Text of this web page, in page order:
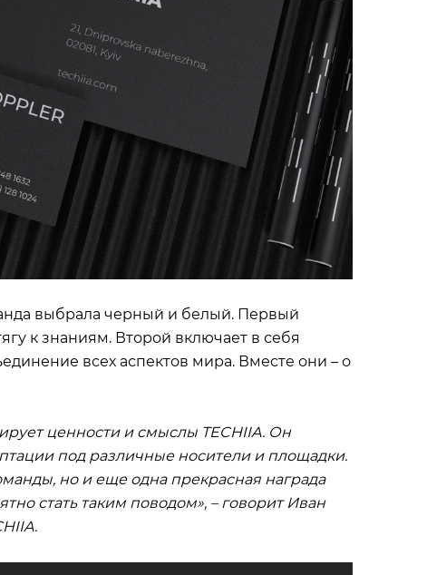
выбрала черный и белый. Первый
к знаниям. Второй включает в себя
всех аспектов мира. Вместе они – о
ценности и смыслы TECHIIA. Он
под различные носители и площадки.
но и еще одна прекрасная награда
стать таким поводом», – говорит Иван